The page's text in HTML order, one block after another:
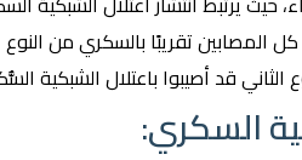
الثاني قد أصيبوا باعتلال الشبكية
السكري: